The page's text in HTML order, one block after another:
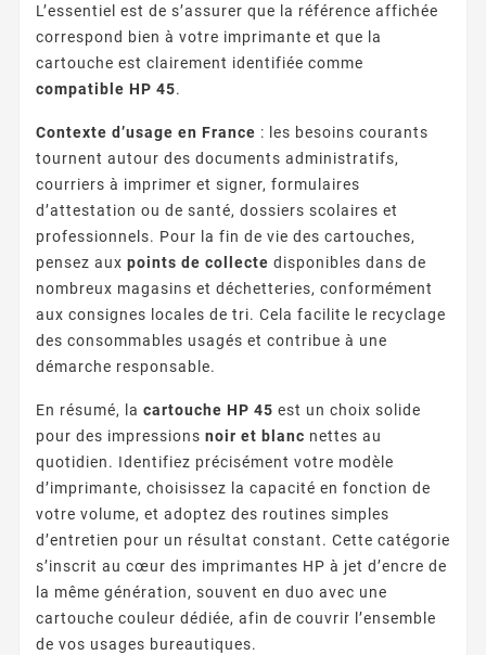
L’essentiel est de s’assurer que la référence affichée
correspond bien à votre imprimante et que la
cartouche est clairement identifiée comme
compatible HP 45.
Contexte d’usage en France : les besoins courants
tournent autour des documents administratifs,
courriers à imprimer et signer, formulaires
d’attestation ou de santé, dossiers scolaires et
professionnels. Pour la fin de vie des cartouches,
pensez aux points de collecte disponibles dans de
nombreux magasins et déchetteries, conformément
aux consignes locales de tri. Cela facilite le recyclage
des consommables usagés et contribue à une
démarche responsable.
En résumé, la cartouche HP 45 est un choix solide
pour des impressions noir et blanc nettes au
quotidien. Identifiez précisément votre modèle
d’imprimante, choisissez la capacité en fonction de
votre volume, et adoptez des routines simples
d’entretien pour un résultat constant. Cette catégorie
s’inscrit au cœur des imprimantes HP à jet d’encre de
la même génération, souvent en duo avec une
cartouche couleur dédiée, afin de couvrir l’ensemble
de vos usages bureautiques.